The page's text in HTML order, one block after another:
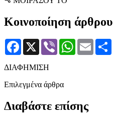
Κοινοποίηση άρθρου
Facebook
X Viber WhatsApp
Email
ΔΙΑΦΗΜΙΣΗ
Επιλεγμένα άρθρα
Διαβάστε επίσης